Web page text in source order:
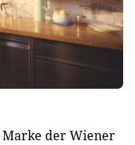
Marke der Wiener